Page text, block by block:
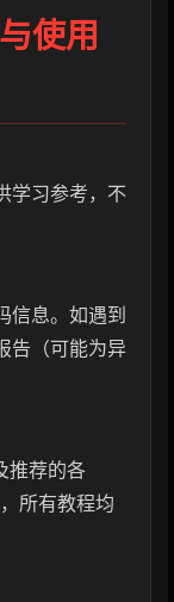
使用
学习参考，不
信息。如遇到
告（可能为异
推荐的各
所有教程均